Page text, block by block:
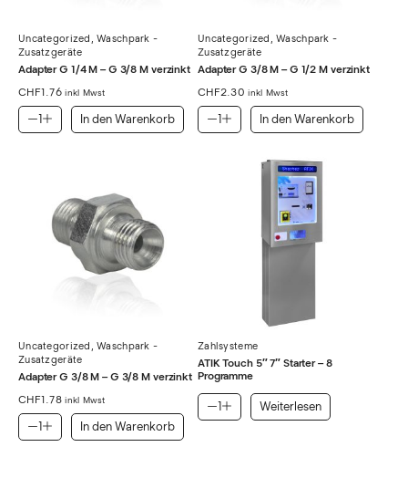
Uncategorized ,Waschpark -
Zusatzgeräte
Adapter G 1/4 M – G 3/8 M verzinkt
CHF1.76 inkl Mwst
In den Warenkorb
Uncategorized ,Waschpark -
Zusatzgeräte
Adapter G 3/8 M – G 1/2 M verzinkt
CHF2.30 inkl Mwst
In den Warenkorb
Uncategorized ,Waschpark -
Zusatzgeräte
Adapter G 3/8 M – G 3/8 M verzinkt
CHF1.78 inkl Mwst
In den Warenkorb
Zahlsysteme
ATIK Touch 5″ 7″ Starter – 8
Programme
Weiterlesen